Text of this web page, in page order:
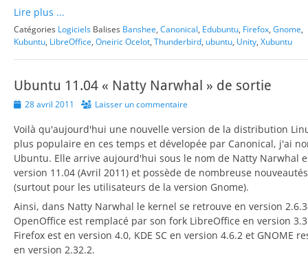
Lire plus ...
Catégories Logiciels Balises Banshee, Canonical, Edubuntu, Firefox, Gnome,
Kubuntu, LibreOffice, Oneiric Ocelot, Thunderbird, ubuntu, Unity, Xubuntu
Ubuntu 11.04 « Natty Narwhal » de sortie
Posted
28 avril 2011 Laisser un commentaire
Voilà qu'aujourd'hui une nouvelle version de la distribution
plus populaire en ces temps et dévelopée par Canonical, j'ai
Ubuntu. Elle arrive aujourd'hui sous le nom de Natty Narwhal
version 11.04 (Avril 2011) et possède de nombreuse nouveautés
(surtout pour les utilisateurs de la version Gnome).
Ainsi, dans Natty Narwhal le kernel se retrouve en version
OpenOffice est remplacé par son fork LibreOffice en version
Firefox est en version 4.0, KDE SC en version 4.6.2 et GNOME
en version 2.32.2.